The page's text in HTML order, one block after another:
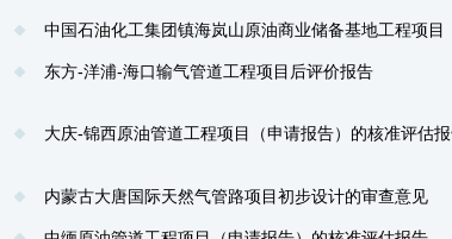
中国石油化工集团镇海岚山原油商业储备基地工程项
东方-洋浦-海口输气管道工程项目后评价报告
大庆-锦西原油管道工程项目（申请报告）的核准评估
内蒙古大唐国际天然气管路项目初步设计的审查意见